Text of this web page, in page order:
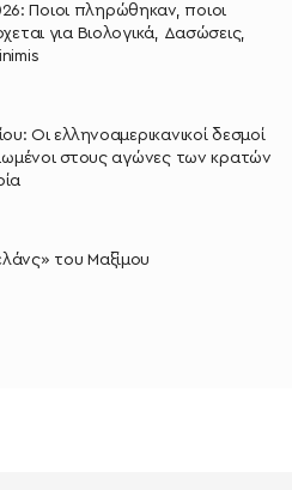
Ποιοι πληρώθηκαν, ποιοι
για Βιολογικά, Δασώσεις,
Οι ελληνοαμερικανικοί δεσμοί
στους αγώνες των κρατών
του Μαξίμου